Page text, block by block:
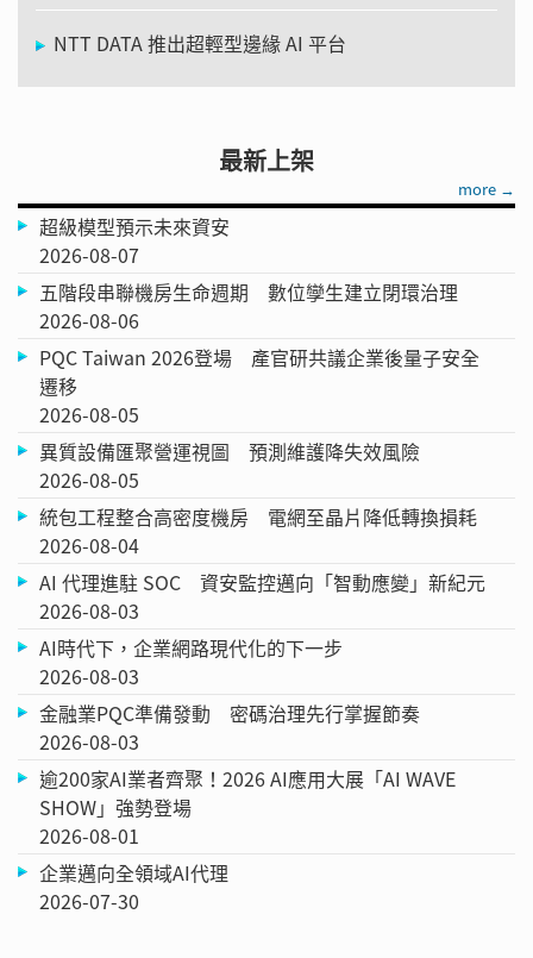
NTT DATA 推出超輕型邊緣 AI 平台
最新上架
more →
超級模型預示未來資安
2026-08-07
五階段串聯機房生命週期 數位孿生建立閉環治理
2026-08-06
PQC Taiwan 2026登場 產官研共議企業後量子安全
遷移
2026-08-05
異質設備匯聚營運視圖 預測維護降失效風險
2026-08-05
統包工程整合高密度機房 電網至晶片降低轉換損耗
2026-08-04
AI 代理進駐 SOC 資安監控邁向「智動應變」新紀元
2026-08-03
AI時代下，企業網路現代化的下一步
2026-08-03
金融業PQC準備發動 密碼治理先行掌握節奏
2026-08-03
逾200家AI業者齊聚！2026 AI應用大展「AI WAVE
SHOW」強勢登場
2026-08-01
企業邁向全領域AI代理
2026-07-30